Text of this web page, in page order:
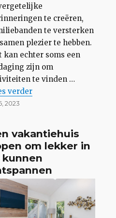
Zuidoost Frankrijk”
te creëren,
te versterken
plezier te hebben.
kan echter soms een
zijn om
te vinden …
“Familievakantie:
verder
2023
vakantiehuis
om lekker in